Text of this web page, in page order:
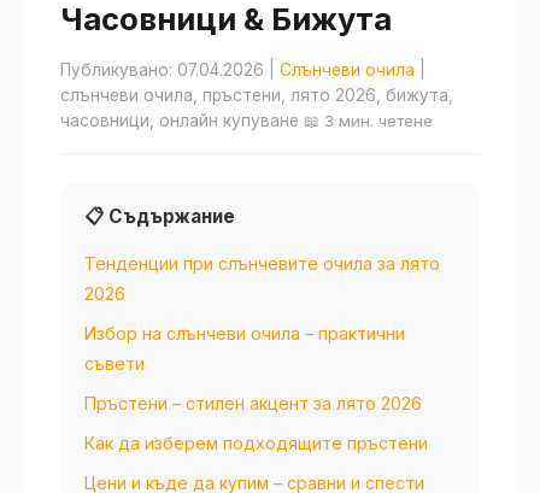
Часовници & Бижута
Публикувано: 07.04.2026 Слънчеви очила
слънчеви очила, пръстени, лято 2026, бижута,
часовници, онлайн купуване 📖 3 мин. четене
📋 Съдържание
Тенденции при слънчевите очила за лято
2026
Избор на слънчеви очила – практични
съвети
Пръстени – стилен акцент за лято 2026
Как да изберем подходящите пръстени
Цени и къде да купим – сравни и спести